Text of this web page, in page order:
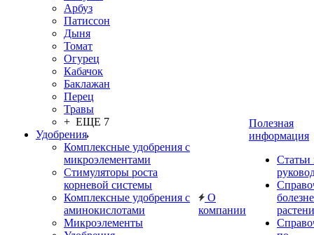
Арбуз
Патиссон
Дыня
Томат
Огурец
Кабачок
Баклажан
Перец
Травы
+ ЕЩЕ 7
Удобрения
Комплексные удобрения с
микроэлементами
Стимуляторы роста
корневой системы
Комплексные удобрения с
аминокислотами
Микроэлементы
О
компании
Полезная
информация
Статьи